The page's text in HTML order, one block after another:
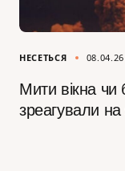
НЕСЕТЬСЯ 08.04.26
Мити вікна чи
зреагували